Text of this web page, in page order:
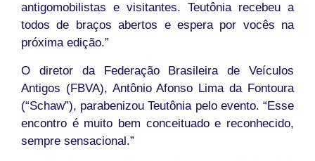
antigomobilistas e visitantes. Teutônia recebeu a
todos de braços abertos e espera por vocês na
próxima edição.”
O diretor da Federação Brasileira de Veículos
Antigos (FBVA), Antônio Afonso Lima da Fontoura
(“Schaw”), parabenizou Teutônia pelo evento. “Esse
encontro é muito bem conceituado e reconhecido,
sempre sensacional.”